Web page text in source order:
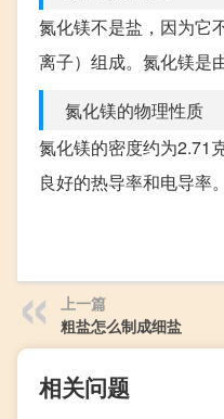
氮化镁不是盐，因为它
离子）组成。氮化镁是
氮化镁的物理性质
氮化镁的密度约为2.71
良好的热导率和电导率。
上一篇
粗盐怎么制成细盐
相关问题